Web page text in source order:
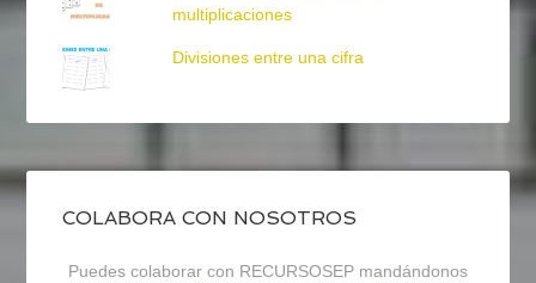
multiplicaciones
Divisiones entre una cifra
COLABORA CON NOSOTROS
Puedes colaborar con RECURSOSEP mandándonos